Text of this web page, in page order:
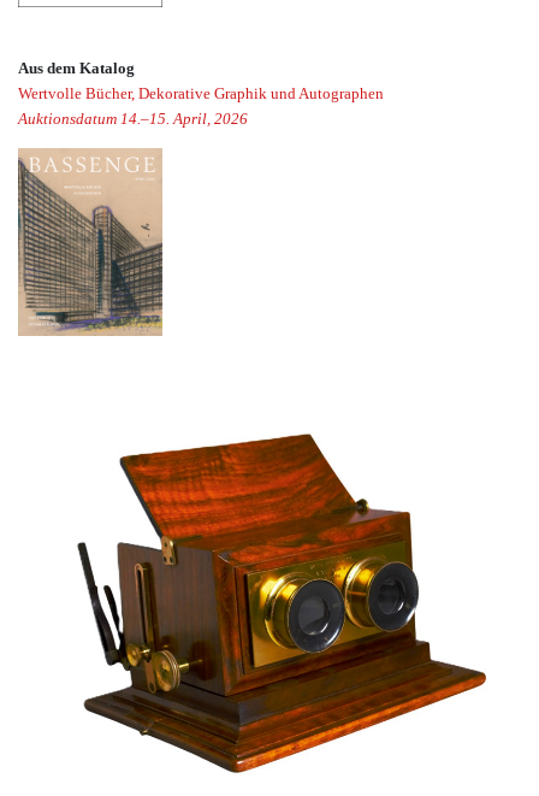
Aus dem Katalog
Wertvolle Bücher, Dekorative Graphik und Autographen
Auktionsdatum 14.–15. April, 2026